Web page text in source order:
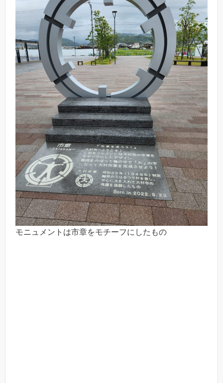
モニュメントは市章をモチーフにしたもの